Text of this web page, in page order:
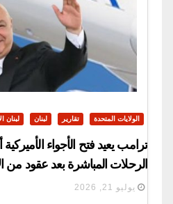
الولايات المتحدة تقارير لبنان لبنان
ترامب يعيد فتح الأجواء
الرحلات المباشرة بعد عقود من
مطار بيروت والقليعات؟
يوليو 21, 2026